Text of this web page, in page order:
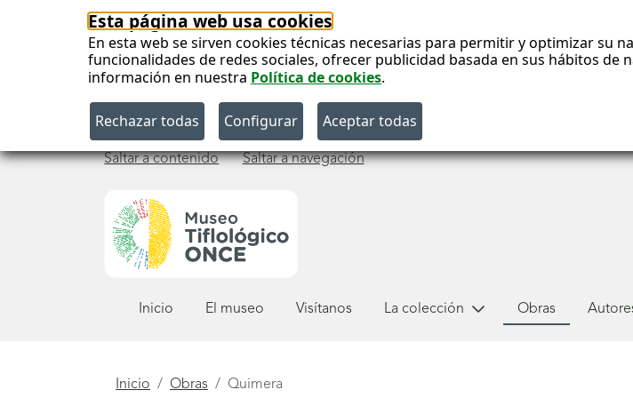
Esta página web usa cookies
En esta web se sirven cookies técnicas necesarias para permitir y optimizar su
funcionalidades de redes sociales, ofrecer publicidad basada en sus hábitos
información en nuestra Política de cookies.
Saltar a contenido Saltar a navegación
Inicio El museo Visítanos La colección Obras
Está
Inicio Obras Quimera